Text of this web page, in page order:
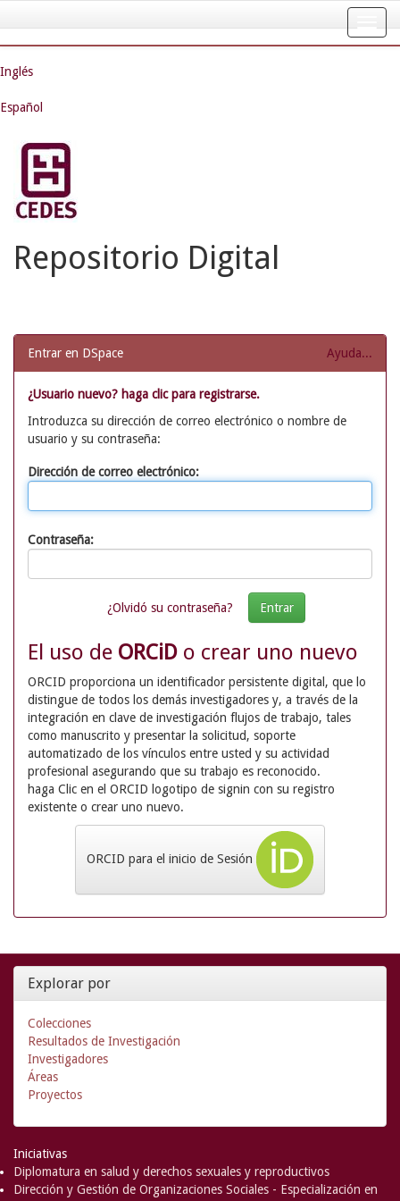
navigation
Inglés
Español
Repositorio Digital
Entrar en DSpace Ayuda...
¿Usuario nuevo? haga clic para registrarse.
Introduzca su dirección de correo electrónico o nombre de
usuario y su contraseña:
Dirección de correo electrónico:
Contraseña:
¿Olvidó su contraseña?
El uso de ORCiD o crear uno nuevo
ORCID proporciona un identificador persistente digital, que lo
distingue de todos los demás investigadores y, a través de la
integración en clave de investigación flujos de trabajo, tales
como manuscrito y presentar la solicitud, soporte
automatizado de los vínculos entre usted y su actividad
profesional asegurando que su trabajo es reconocido.
haga Clic en el ORCID logotipo de signin con su registro
existente o crear uno nuevo.
ORCID para el inicio de Sesión
Explorar por
Colecciones
Resultados de Investigación
Investigadores
Áreas
Proyectos
Iniciativas
Diplomatura en salud y derechos sexuales y reproductivos
Dirección y Gestión de Organizaciones Sociales - Especialización en